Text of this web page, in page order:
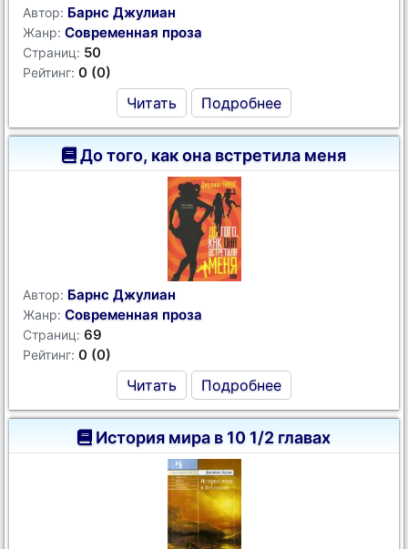
Автор: Барнс Джулиан
Жанр: Современная проза
Страниц: 50
Рейтинг: 0 (0)
Читать Подробнее
До того, как она встретила меня
Автор: Барнс Джулиан
Жанр: Современная проза
Страниц: 69
Рейтинг: 0 (0)
Читать Подробнее
История мира в 10 1/2 главах